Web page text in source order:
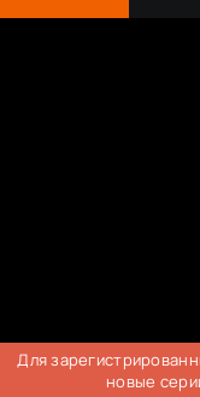
Для
новые